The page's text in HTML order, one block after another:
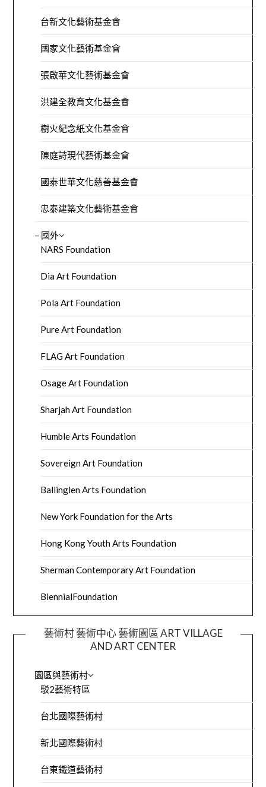
台新文化藝術基金會
國家文化藝術基金會
張啟華文化藝術基金會
洪建全教育文化基金會
樹火紀念紙文化基金會
陳庭詩現代藝術基金會
國泰世華文化慈善基金會
忠泰建築文化藝術基金會
– 國外
NARS Foundation
Dia Art Foundation
Pola Art Foundation
Pure Art Foundation
FLAG Art Foundation
Osage Art Foundation
Sharjah Art Foundation
Humble Arts Foundation
Sovereign Art Foundation
Ballinglen Arts Foundation
New York Foundation for the Arts
Hong Kong Youth Arts Foundation
Sherman Contemporary Art Foundation
BiennialFoundation
藝術村 藝術中心 藝術園區 ART VILLAGE
AND ART CENTER
園區與藝術村
駁2藝術特區
台北國際藝術村
新北國際藝術村
台東鐵道藝術村